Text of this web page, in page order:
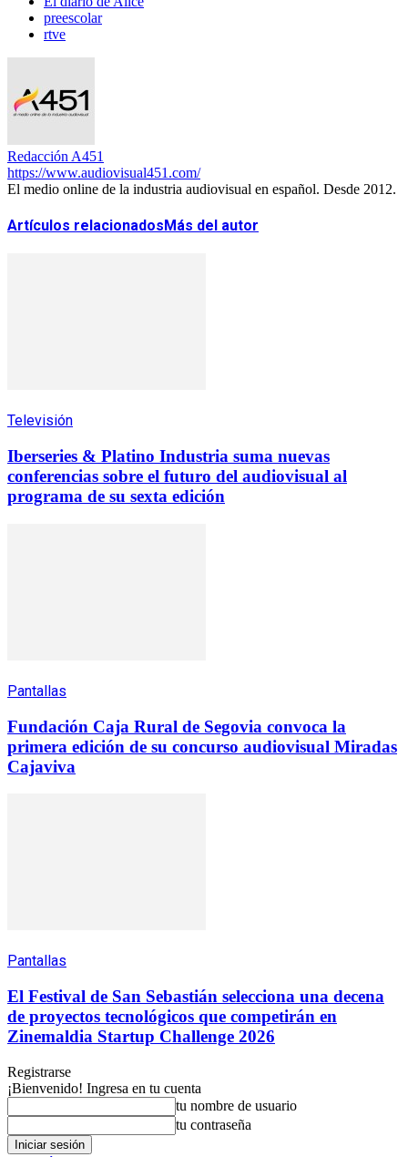
preescolar
rtve
Redacción A451
https://www.audiovisual451.com/
El medio online de la industria audiovisual en español. Desde 2012.
Artículos relacionadosMás del autor
Televisión
Iberseries & Platino Industria suma nuevas
conferencias sobre el futuro del audiovisual al
programa de su sexta edición
Pantallas
Fundación Caja Rural de Segovia convoca la
primera edición de su concurso audiovisual Miradas
Cajaviva
Pantallas
El Festival de San Sebastián selecciona una decena
de proyectos tecnológicos que competirán en
Zinemaldia Startup Challenge 2026
Registrarse
¡Bienvenido! Ingresa en tu cuenta
tu nombre de usuario
tu contraseña